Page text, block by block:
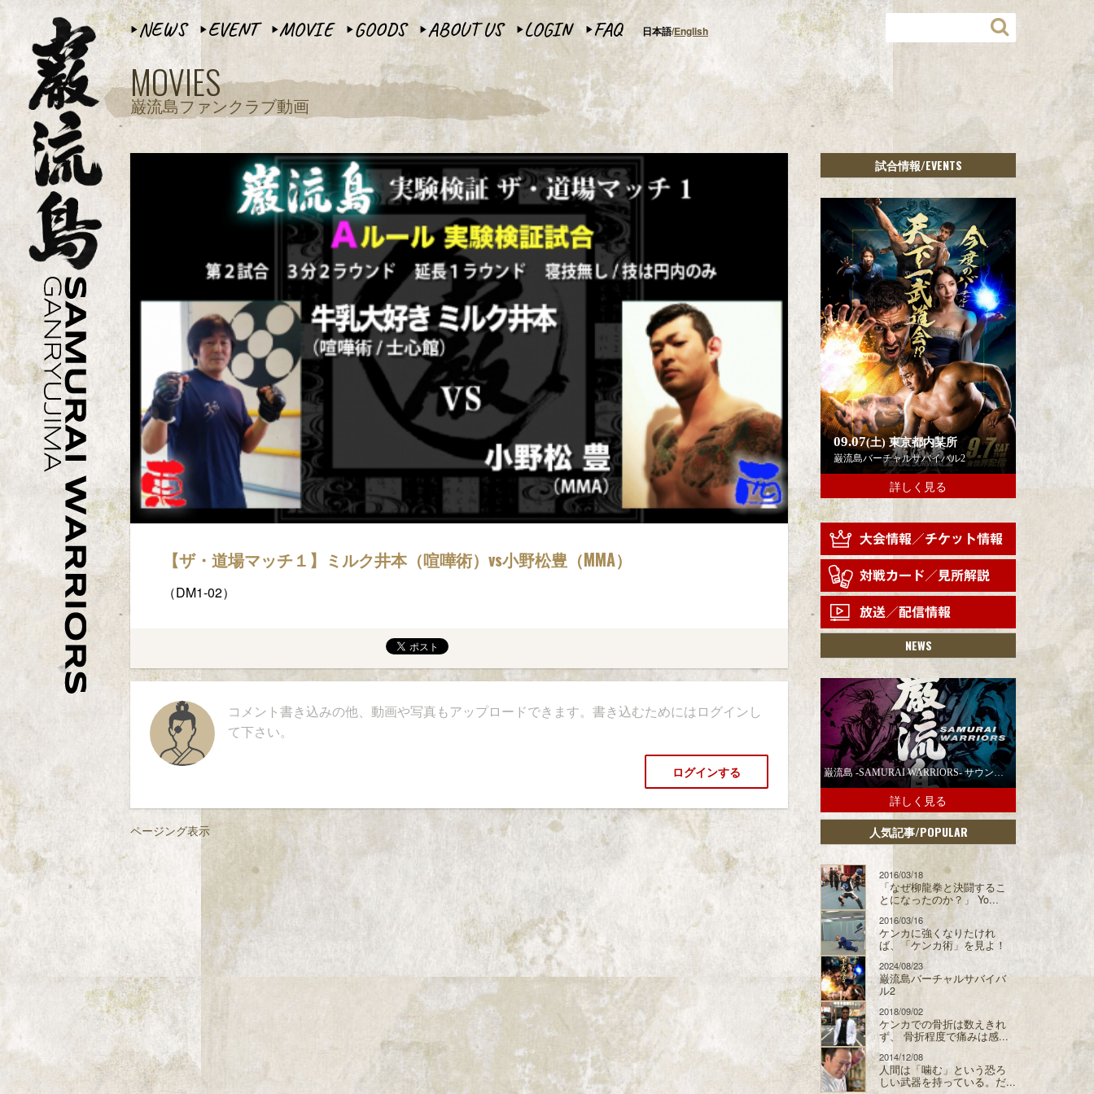
▶︎NEWS ▶︎ EVENT ▶︎MOVIE ▶︎ GOODS ▶︎ABOUT US ▶︎ LOGIN ▶︎FAQ 日本語English
MOVIES
巌流島ファンクラブ動画
【ザ・道場マッチ１】ミルク井本（喧嘩術）vs小野松豊（MMA）
（DM1-02）
コメント書き込みの他、動画や写真もアップロードできます。書き込むためにはログインし
て下さい。
ログインする
ページング表示
試合情報/EVENTS
09.07(土)東京都内某所
巌流島バーチャルサバイバル2
詳しく見る
NEWS
巌流島 -SAMURAI WARRIORS- サウンドトラックの配信スタート！
詳しく見る
人気記事/POPULAR
2016/03/18
「なぜ柳龍拳と決闘するこ
とになったのか？」 Yo...
2016/03/16
ケンカに強くなりたけれ
ば、「ケンカ術」を見よ！
2024/08/23
巌流島バーチャルサバイバ
ル2
2018/09/02
ケンカでの骨折は数えきれ
ず、 骨折程度で痛みは感...
2014/12/08
人間は「噛む」という恐ろ
しい武器を持っている。だ...